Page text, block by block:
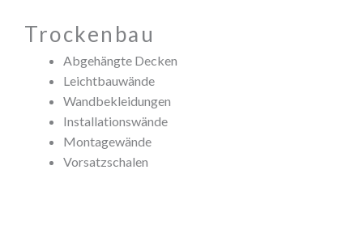
Trockenbau
Abgehängte Decken
Leichtbauwände
Wandbekleidungen
Installationswände
Montagewände
Vorsatzschalen